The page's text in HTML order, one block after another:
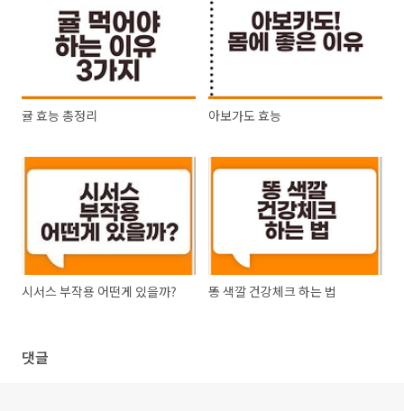
귤 효능 총정리 아보가도 효능
시서스 부작용 어떤게 있을까? 똥 색깔 건강체크 하는 법
댓글